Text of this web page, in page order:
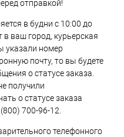
отправкой!
в будни с 10:00 до
в ваш город, курьерская
указали номер
почту, то вы будете
о статусе заказа.
получили
о статусе заказа
700-96-12.
телефонного